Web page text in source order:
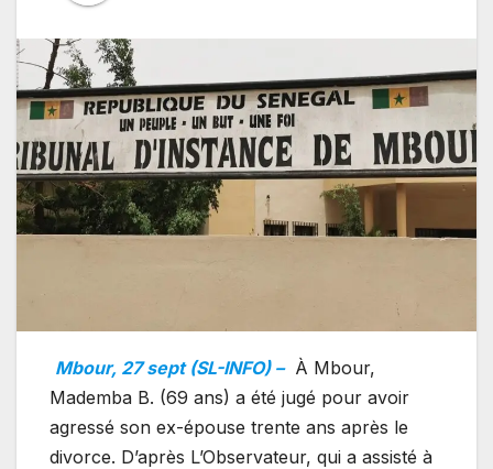
Mbour, 27 sept (SL-INFO) – À Mbour,
Mademba B. (69 ans) a été jugé pour avoir
agressé son ex-épouse trente ans après le
divorce. D’après L’Observateur, qui a assisté à